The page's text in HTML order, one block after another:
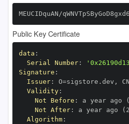
MEUCIDquAN/
Public Key Certificate
data :
Serial Number:
Signature :
Issuer: O=sigstore.dev ,
Validity:
Not Before : a year ago
Not After: a year ago
Algorithm: